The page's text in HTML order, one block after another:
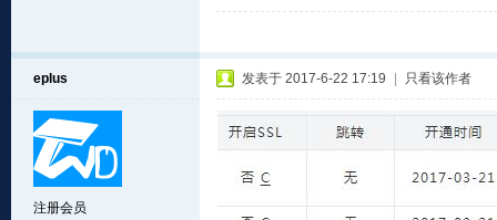
eplus
注册会员
发表于 2017-6-22 17:19 只看该作者